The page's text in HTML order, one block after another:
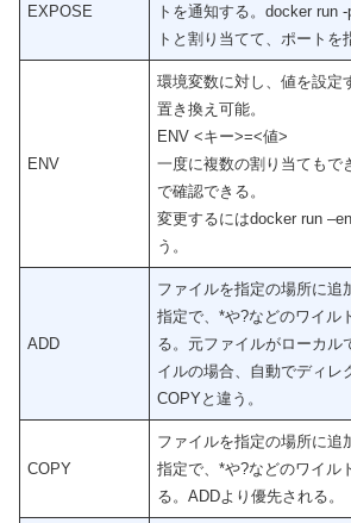
EXPOSE
トを通知する。docker run
トと割り当てて、ポートを
ENV
環境変数に対し、値を設定
置き換え可能。
ENV <キー>=<値>
一度に複数の割り当てもで
で確認できる。
変更するにはdocker run
う。
ADD
ファイルを指定の場所に追
指定で、*や?などのワイル
る。元ファイルがローカル
イルの場合、自動でディレ
COPYと違う。
COPY
ファイルを指定の場所に追
指定で、*や?などのワイル
る。ADDより優先される。